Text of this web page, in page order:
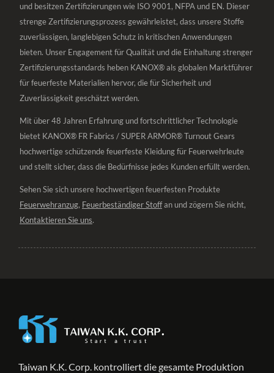
und besitzen Zertifizierungen wie ISO 9001, NFPA und EN. Dieser
strenge Zertifizierungsprozess gewährleistet, dass unsere Stoffe
zuverlässigen, langlebigen Schutz in kritischen Anwendungen
bieten. Unser Engagement für Qualität und die Einhaltung strenger
Zertifizierungsstandards heben KANOX® als globalen Marktführer
für feuerfeste Materialien hervor, die für Sicherheit und
Zuverlässigkeit geschätzt werden.
Mit über 48 Jahren Erfahrung und fortschrittlicher Technologie
bietet KANOX® FR Fabrics / SUPER ARMOR® Turnout Gears
hochwertige schützende feuerfeste Kleidung für Feuerwehrleute
und stellt sicher, dass die Bedürfnisse jedes Kunden erfüllt werden.
Sehen Sie sich unsere hochwertigen feuerfesten Produkte
Feuerwehranzug, Feuerbeständiger Stoffan und zögern Sie nicht,
Kontaktieren Sie uns.
Taiwan K.K. Corp. kontrolliert die gesamte Produktion